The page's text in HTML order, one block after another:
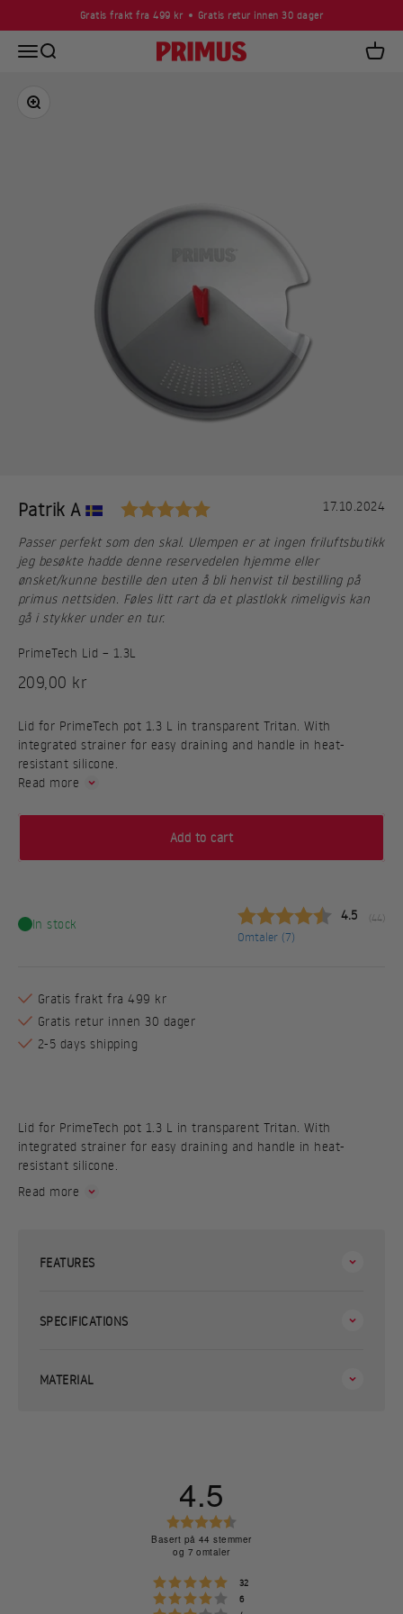
Skip to contentGratis frakt fra 499 kr Gratis retur innen 30 dager
Open navigation menu
Open search Primus Open
Zoom
Testimonial
Forfatter:
Patrik A Karakter: 5.0 av 5
Dato:
17.10.2024
Tekst:
Passer perfekt som den skal. Ulempen er at ingen friluftsbutikk
jeg besøkte hadde denne reservedelen hjemme eller
ønsket/kunne bestille den uten å bli henvist til bestilling på
primus nettsiden. Føles litt rart da et plastlokk rimeligvis kan
gå i stykker under en tur.
PrimeTech Lid – 1.3L
Sale price
209,00 kr
Lid for PrimeTech pot 1.3 L in transparent Tritan. With
integrated strainer for easy draining and handle in heat-
resistant silicone.
Read more
Add to cart
In stock
4.5 44)
Omtaler (7)
Gratis frakt fra 499 kr
Gratis retur innen 30 dager
2-5 days shipping
Lid for PrimeTech pot 1.3 L in transparent Tritan. With
integrated strainer for easy draining and handle in heat-
resistant silicone.
Read more
FEATURES
SPECIFICATIONS
MATERIAL
Karakter: 5 av 5 mulige
32
Karakter: 4 av 5 mulige
6
4.5
4.5
mulige
Basert på 44 stemmer
og 7 omtaler